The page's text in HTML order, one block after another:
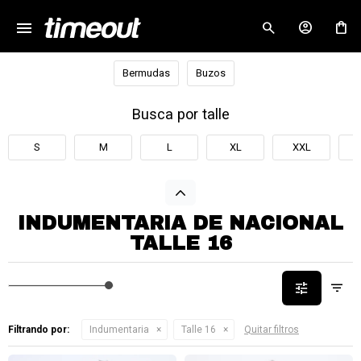
menu
Bermudas Buzos
Busca por talle
S M L XL XXL
INDUMENTARIA DE NACIONAL
TALLE 16
Filtrando por: Indumentaria Talle 16 Quitar filtros